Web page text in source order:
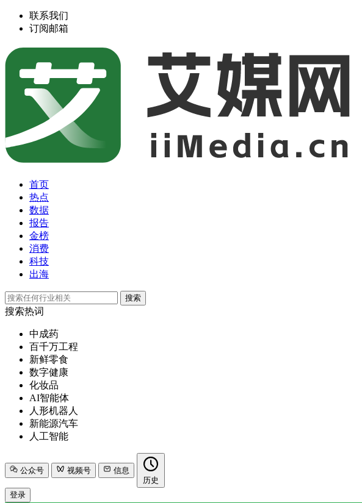
联系我们
订阅邮箱
首页
热点
数据
报告
金榜
消费
科技
出海
搜索
搜索热词
中成药
百千万工程
新鲜零食
数字健康
化妆品
AI智能体
人形机器人
新能源汽车
人工智能
公众号 视频号
信息
历史
登录